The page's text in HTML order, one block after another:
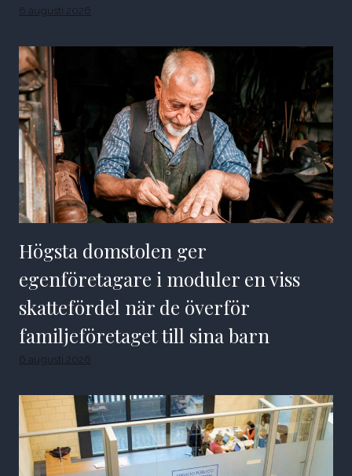
6 augusti 2026
Högsta domstolen ger
egenföretagare i moduler en viss
skattefördel när de överför
familjeföretaget till sina barn
6 augusti 2026